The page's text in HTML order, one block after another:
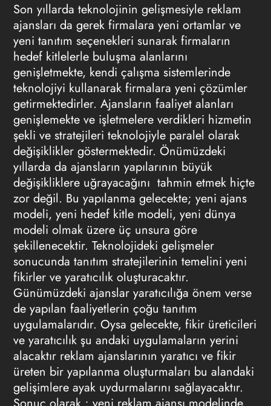
Son yıllarda teknolojinin gelişmesiyle reklam
ajansları da gerek firmalara yeni ortamlar ve
yeni tanıtım seçenekleri sunarak firmaların
hedef kitlelerle buluşma alanlarını
genişletmekte, kendi çalışma sistemlerinde
teknolojiyi kullanarak firmalara yeni çözümler
getirmektedirler. Ajansların faaliyet alanları
genişlemekte ve işletmelere verdikleri hizmetin
şekli ve stratejileri teknolojiyle paralel olarak
değişiklikler göstermektedir. Önümüzdeki
yıllarda da ajansların yapılarının büyük
değişikliklere uğrayacağını tahmin etmek hiçte
zor değil. Bu yapılanma gelecekte; yeni ajans
modeli, yeni hedef kitle modeli, yeni dünya
modeli olmak üzere üç unsura göre
şekillenecektir. Teknolojideki gelişmeler
sonucunda tanıtım stratejilerinin temelini yeni
fikirler ve yaratıcılık oluşturacaktır.
Günümüzdeki ajanslar yaratıcılığa önem verse
de yapılan faaliyetlerin çoğu tanıtım
uygulamalarıdır. Oysa gelecekte, fikir üreticileri
ve yaratıcılık şu andaki uygulamaların yerini
alacaktır reklam ajanslarının yaratıcı ve fikir
üreten bir yapılanma oluşturmaları bu alandaki
gelişimlere ayak uydurmalarını sağlayacaktır.